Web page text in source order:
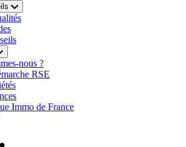
nous ?
RSE
Immo de France